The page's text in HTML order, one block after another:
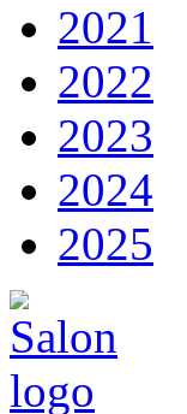
2021
2022
2023
2024
2025